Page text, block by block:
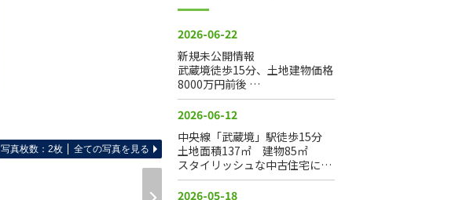
写真枚数：2枚 全ての写真を見る